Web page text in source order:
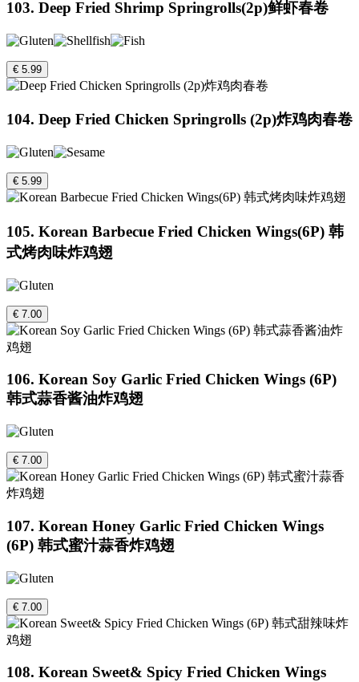
103. Deep Fried Shrimp Springrolls(2p)鲜虾春卷
€ 5.99
104. Deep Fried Chicken Springrolls (2p)炸鸡肉春卷
€ 5.99
105. Korean Barbecue Fried Chicken Wings(6P) 韩
式烤肉味炸鸡翅
€ 7.00
106. Korean Soy Garlic Fried Chicken Wings (6P)
韩式蒜香酱油炸鸡翅
€ 7.00
107. Korean Honey Garlic Fried Chicken Wings
(6P) 韩式蜜汁蒜香炸鸡翅
€ 7.00
108. Korean Sweet& Spicy Fried Chicken Wings